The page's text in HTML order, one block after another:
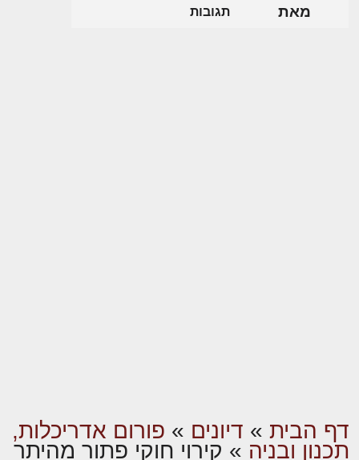
מאת תגובות
דף הבית » דיונים » פורום אדריכלות,
תכנון ובניה » קירוי חוקי פתור מהיתר